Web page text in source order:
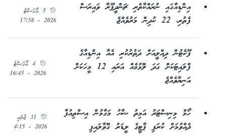
އިންޑިއާގައި ނުރައްކާތެރި ޗަންދީޕޫރާ ވައިރަސް
ފެތުރި، 22 ކުދިން މަރުވެއްޖެ
5 އޯގަސްޓު
2026 - 17:58
ފޫކެޓުން ދިއްލީއަށް ދަތުރުކުރި އެއާ އިންޑިއާގެ
ފްލައިޓަކަށް ގަދަ ލޮޅުމެއް އަރައި 12 މީހަކަށް
އަނިޔާވެއްޖެ
4 އޯގަސްޓު
2026 - 16:45
ހޯމް މިނިސްޓަރު އަމިތު ޝާހު މަގާމުން އިސްތިއުފާ
ދެއްވުމަށް ކުރަފި ޕާޓީގެ ލީޑަރު ގޮވާލައިފި
31 ޖުލައި
2026 - 4:15